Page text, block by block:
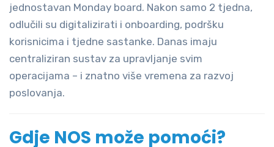
jednostavan Monday board. Nakon samo 2 tjedna,
odlučili su digitalizirati i onboarding, podršku
korisnicima i tjedne sastanke. Danas imaju
centraliziran sustav za upravljanje svim
operacijama – i znatno više vremena za razvoj
poslovanja.
Gdje NOS može pomoći?